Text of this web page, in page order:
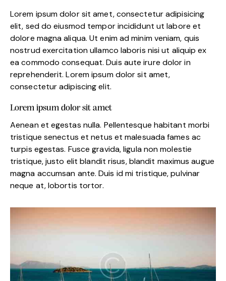
Lorem ipsum dolor sit amet, consectetur adipisicing
elit, sed do eiusmod tempor incididunt ut labore et
dolore magna aliqua. Ut enim ad minim veniam, quis
nostrud exercitation ullamco laboris nisi ut aliquip ex
ea commodo consequat. Duis aute irure dolor in
reprehenderit. Lorem ipsum dolor sit amet,
consectetur adipiscing elit.
Lorem ipsum dolor sit amet
Aenean et egestas nulla. Pellentesque habitant morbi
tristique senectus et netus et malesuada fames ac
turpis egestas. Fusce gravida, ligula non molestie
tristique, justo elit blandit risus, blandit maximus augue
magna accumsan ante. Duis id mi tristique, pulvinar
neque at, lobortis tortor.